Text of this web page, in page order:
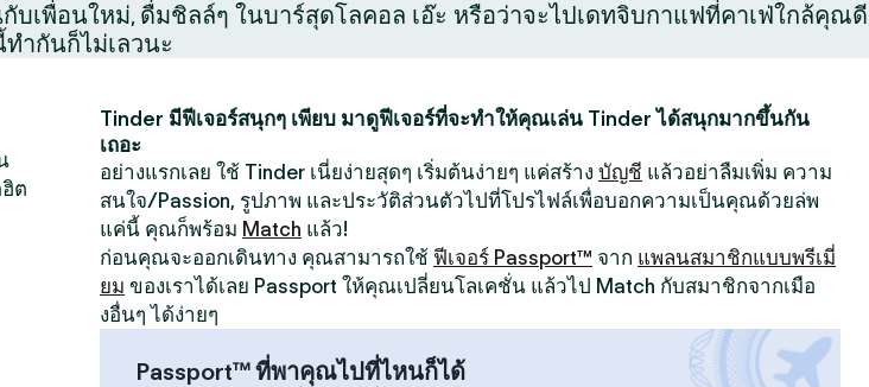
เพื่อนใหม่, ดื่มชิลล์ๆ ในบาร์สุดโลคอล เอ๊ะ หรือว่าจะไปเดทจิบกาแฟที่คาเฟ่ใกล้คุณดี
ำกันก็ไม่เลวนะ
ต
Tinder มีฟีเจอร์สนุกๆ เพียบ มาดูฟีเจอร์ที่จะทำให้คุณเล่น Tinder ได้สนุกมากขึ้นกัน
เถอะ
อย่างแรกเลย ใช้ Tinder เนี่ยง่ายสุดๆ เริ่มต้นง่ายๆ แค่สร้าง บัญชี แล้วอย่าลืมเพิ่ม ความ
สนใจ/Passion, รูปภาพ และประวัติส่วนตัวไปที่โปรไฟล์เพื่อบอกความเป็นคุณด้วยล่พ
แค่นี้ คุณก็พร้อม Match แล้ว!
ก่อนคุณจะออกเดินทาง คุณสามารถใช้ ฟีเจอร์ Passport™ จาก แพลนสมาชิกแบบพรีเมี่
ยม ของเราได้เลย Passport ให้คุณเปลี่ยนโลเคชั่น แล้วไป Match กับสมาชิกจากเมือ
งอื่นๆ ได้ง่ายๆ
Passport™ ที่พาคุณไปที่ไหนก็ได้